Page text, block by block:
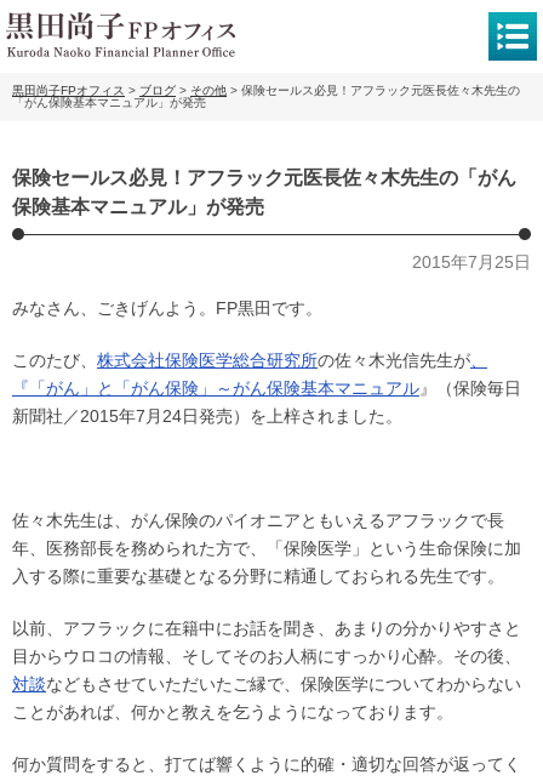
黒田尚子FPオフィス > ブログ > その他 > 保険セールス必見！アフラック元医長佐々木先生の
「がん保険基本マニュアル」が発売
保険セールス必見！アフラック元医長佐々木先生の「がん
保険基本マニュアル」が発売
2015年7月25日
みなさん、ごきげんよう。FP黒田です。
このたび、 株式会社保険医学総合研究所の佐々木光信先生が
『「がん」と「がん保険」～がん保険基本マニュアル』（保険毎日
新聞社／2015年7月24日発売）を上梓されました。
佐々木先生は、がん保険のパイオニアともいえるアフラックで長
年、医務部長を務められた方で、「保険医学」という生命保険に加
入する際に重要な基礎となる分野に精通しておられる先生です。
以前、アフラックに在籍中にお話を聞き、あまりの分かりやすさと
目からウロコの情報、そしてそのお人柄にすっかり心酔。その後、
対談などもさせていただいたご縁で、保険医学についてわからない
ことがあれば、何かと教えを乞うようになっております。
何か質問をすると、打てば響くように的確・適切な回答が返ってく